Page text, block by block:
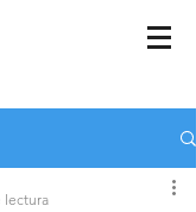
lectura